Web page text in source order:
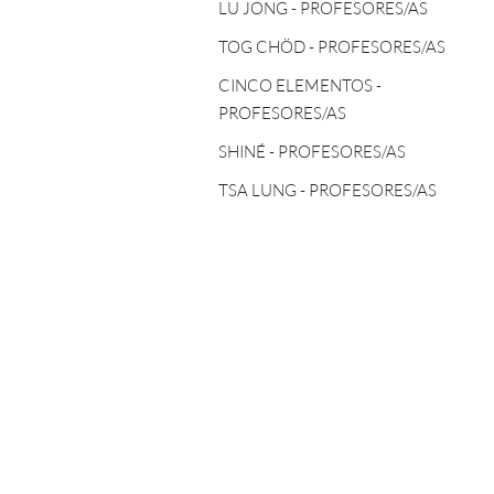
CINCO ELEMENTOS -
PROFESORES/AS
SHINÉ - PROFESORES/AS
LU JONG - PROFESORES/AS
TOG CHÖD - PROFESORES/AS
CINCO ELEMENTOS -
PROFESORES/AS
SHINÉ - PROFESORES/AS
TSA LUNG - PROFESORES/AS